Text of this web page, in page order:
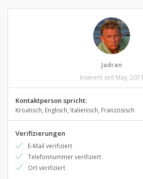
Jadran
Inserent seit May, 2011
Kontaktperson spricht:
Kroatisch, Englisch, Italienisch, Französisch
Verifizierungen
E-Mail verifiziert
Telefonnummer verifiziert
Ort verifiziert